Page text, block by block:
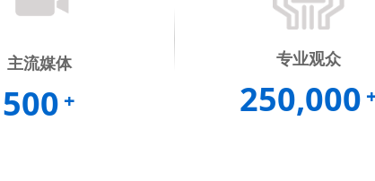
主流媒体
500 +
专业观众
250,000